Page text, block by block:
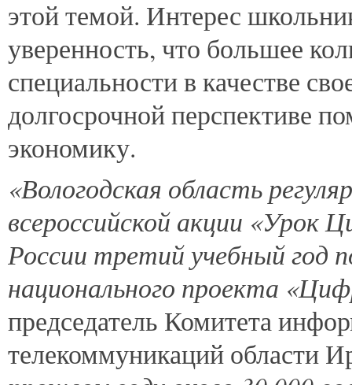
этой темой. Интерес
уверенность, что большее
специальности в качестве
долгосрочной перспективе
экономику.
«Вологодская область
всероссийской акции «Урок
России третий учебный год
национального проекта
председатель Комитета
телекоммуникаций области